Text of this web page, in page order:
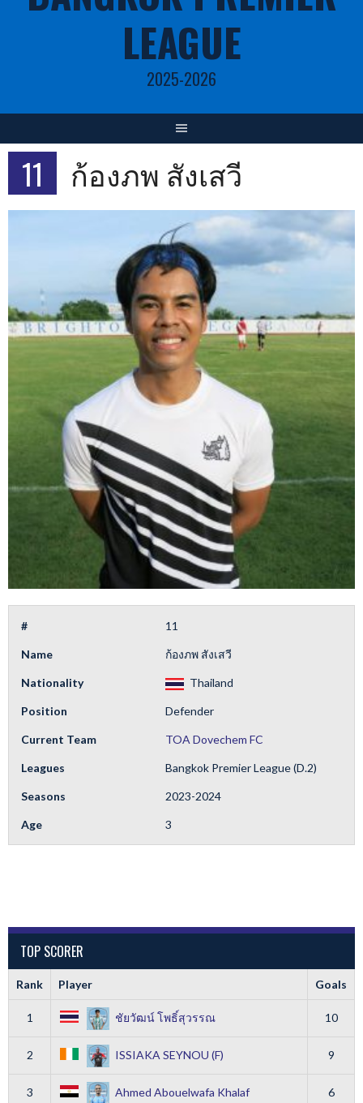
LEAGUE
2025-2026
11 ก้องภพ สังเสวี
# 11
Name ก้องภพ สังเสวี
Nationality Thailand
Position Defender
Current Team TOA Dovechem FC
Leagues Bangkok Premier League (D.2)
Seasons 2023-2024
Age 3
TOP SCORER
Rank Player Goals
1 ชัยวัฒน์ โพธิ์สุวรรณ 10
2 ISSIAKA SEYNOU (F) 9
3
Ahmed Abouelwafa Khalaf
6